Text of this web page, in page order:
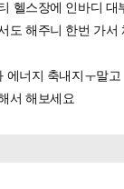
헬스장에 인바디 대
도 해주니 한번 가서
에너지 축내지ㅜ말고
서 해보세요